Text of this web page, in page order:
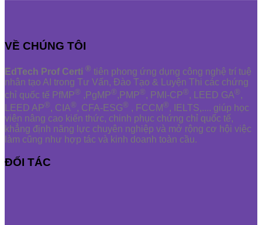
VỀ CHÚNG TÔI
EdTech Prof Certi ® tiên phong ứng dụng công nghệ trí tuệ
nhân tạo AI trong Tư Vấn, Đào Tạo & Luyện Thi các chứng
chỉ quốc tế PfMP® ,PgMP®,PMP®, PMI-CP®, LEED GA®,
LEED AP®, CIA®, CFA-ESG® , FCCM®, IELTS,.... giúp học
viên nâng cao kiến thức, chinh phục chứng chỉ quốc tế,
khẳng định năng lực chuyên nghiệp và mở rộng cơ hội việc
làm cũng như hợp tác và kinh doanh toàn cầu.
ĐỐI TÁC